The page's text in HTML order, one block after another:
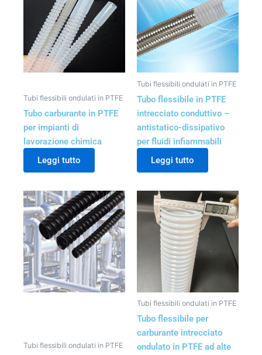
Tubi flessibili ondulati in PTFE
Tubo carburante in PTFE
per impianti di
lavorazione chimica
Leggi tutto
Tubi flessibili ondulati in PTFE
Tubo flessibile in PTFE
intrecciato conduttivo –
antistatico-dissipativo
per fluidi infiammabili
Leggi tutto
Tubi flessibili ondulati in PTFE
Tubi flessibili ondulati in PTFE
Tubo flessibile per
carburante intrecciato
ondulato in PTFE ad alte